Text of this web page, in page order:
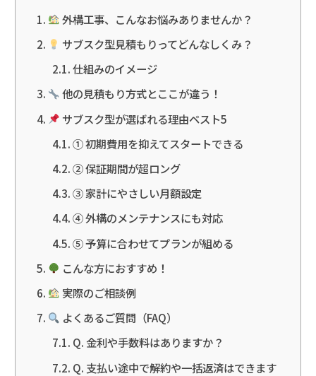
外構工事、こんなお悩みありませんか？
サブスク型見積もりってどんなしくみ？
仕組みのイメージ
他の見積もり方式とここが違う！
サブスク型が選ばれる理由ベスト5
① 初期費用を抑えてスタートできる
② 保証期間が超ロング
③ 家計にやさしい月額設定
④ 外構のメンテナンスにも対応
⑤ 予算に合わせてプランが組める
こんな方におすすめ！
実際のご相談例
よくあるご質問（FAQ）
Q. 金利や手数料はありますか？
Q. 支払い途中で解約や一括返済はできます